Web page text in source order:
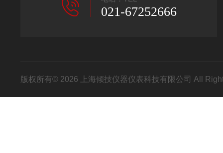
021-67252666
版权所有© 2026 上海倾技仪器仪表科技有限公司 All